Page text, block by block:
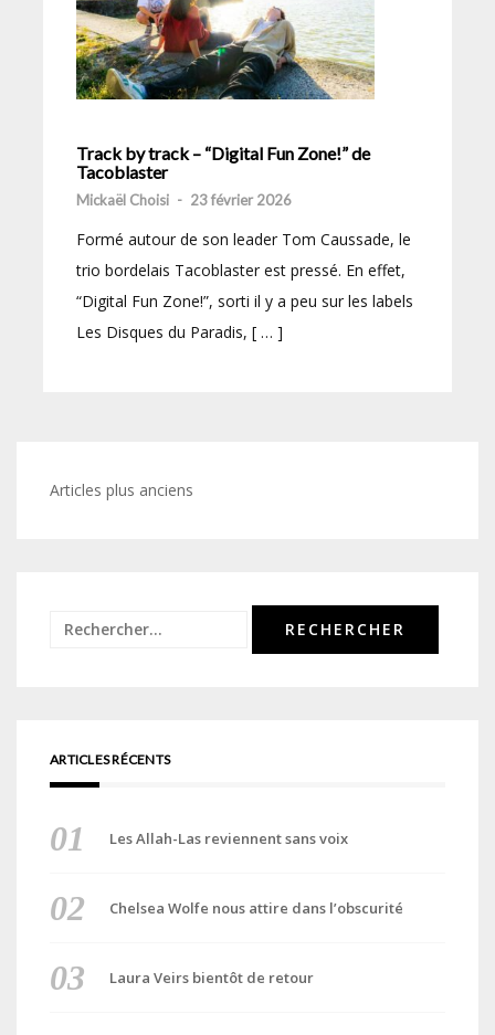
Track by track – “Digital Fun Zone!” de
Tacoblaster
Mickaël Choisi - 23 février 2026
Formé autour de son leader Tom Caussade, le
trio bordelais Tacoblaster est pressé. En effet,
“Digital Fun Zone!”, sorti il y a peu sur les labels
Les Disques du Paradis, [ … ]
Navigation
Articles plus anciens
Rechercher :
ARTICLES RÉCENTS
Les Allah-Las reviennent sans voix
Chelsea Wolfe nous attire dans l’obscurité
Laura Veirs bientôt de retour